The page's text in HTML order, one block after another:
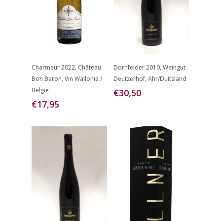
Toevoegen
Aan
Winkelwagen
Charmeur 2022, Château
Bon Baron, Vin Wallonie /
België
€17,95
Toevoegen
Aan
Winkelwagen
Dornfelder 2010, Weingut
Deutzerhof, Ahr/Duitsland
€30,50